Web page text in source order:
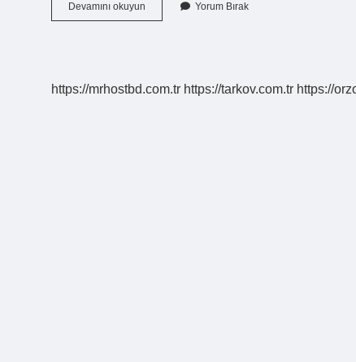
Devamını okuyun
500
Yorum Bırak
https://mrhostbd.com.tr https://tarkov.com.tr https://